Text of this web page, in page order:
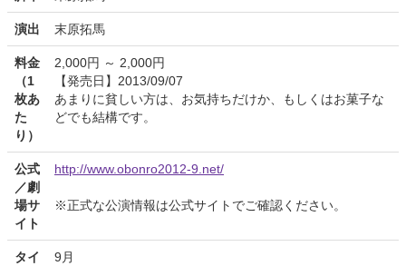
演出 末原拓馬
料金
（1
枚あ
た
り）
2,000円 ～ 2,000円
【発売日】2013/09/07
あまりに貧しい方は、お気持ちだけか、もしくはお菓子な
どでも結構です。
公式
／劇
場サ
イト
http://www.obonro2012-9.net/
※正式な公演情報は公式サイトでご確認ください。
タイ
9月